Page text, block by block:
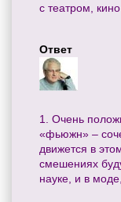
с театром,
Ответ
1. Очень
«фьюжн» –
движется в
смешениях
науке, и в